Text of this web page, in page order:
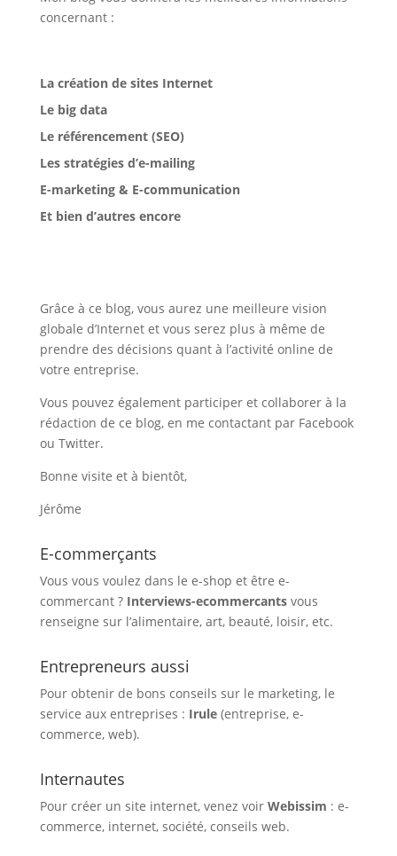
concernant :
La création de sites Internet
Le big data
Le référencement (SEO)
Les stratégies d’e-mailing
E-marketing & E-communication
Et bien d’autres encore
Grâce à ce blog, vous aurez une meilleure vision
globale d’Internet et vous serez plus à même de
prendre des décisions quant à l’activité online de
votre entreprise.
Vous pouvez également participer et collaborer à la
rédaction de ce blog, en me contactant par Facebook
ou Twitter.
Bonne visite et à bientôt,
Jérôme
E-commerçants
Vous vous voulez dans le e-shop et être e-
commercant ? Interviews-ecommercantsvous
renseigne sur l’alimentaire, art, beauté, loisir, etc.
Entrepreneurs aussi
Pour obtenir de bons conseils sur le marketing, le
service aux entreprises : Irule(entreprise, e-
commerce, web).
Internautes
Pour créer un site internet, venez voir Webissim : e-
commerce, internet, société, conseils web.